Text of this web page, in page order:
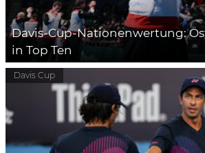
Davis-Cup-Nationenwertung:
in Top Ten
Davis Cup